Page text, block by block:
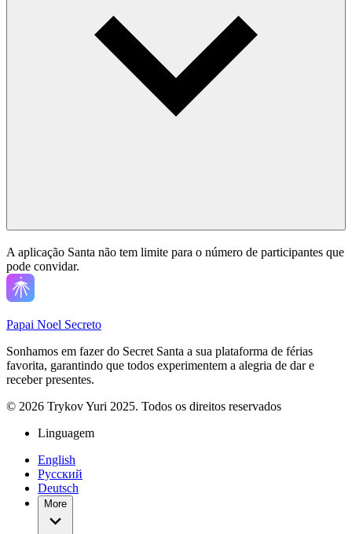
A aplicação Santa não tem limite para o número de participantes que
pode convidar.
Papai Noel Secreto
Sonhamos em fazer do Secret Santa a sua plataforma de férias
favorita, garantindo que todos experimentem a alegria de dar e
receber presentes.
© 2026 Trykov Yuri 2025. Todos os direitos reservados
Linguagem
English
Русский
Deutsch
More